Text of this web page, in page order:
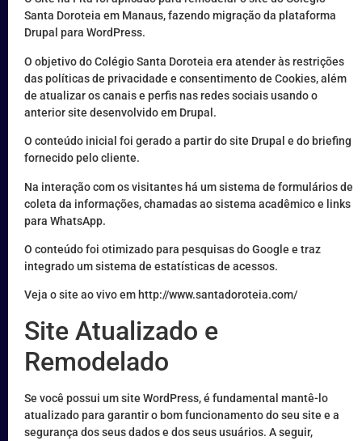
Santa Doroteia em Manaus, fazendo migração da plataforma
Drupal para WordPress.
O objetivo do Colégio Santa Doroteia era atender às restrições
das políticas de privacidade e consentimento de Cookies, além
de atualizar os canais e perfis nas redes sociais usando o
anterior site desenvolvido em Drupal.
O conteúdo inicial foi gerado a partir do site Drupal e do briefing
fornecido pelo cliente.
Na interação com os visitantes há um sistema de formulários de
coleta da informações, chamadas ao sistema acadêmico e links
para WhatsApp.
O conteúdo foi otimizado para pesquisas do Google e traz
integrado um sistema de estatísticas de acessos.
Veja o site ao vivo em http://www.santadoroteia.com/
Site Atualizado e
Remodelado
Se você possui um site WordPress, é fundamental mantê-lo
atualizado para garantir o bom funcionamento do seu site e a
segurança dos seus dados e dos seus usuários. A seguir,